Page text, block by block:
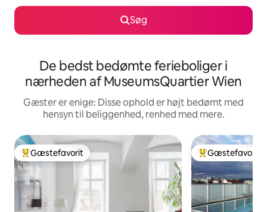
Søg
De bedst bedømte ferieboliger i
nærheden af MuseumsQuartier Wien
Gæster er enige: Disse ophold er højt bedømt med
hensyn til beliggenhed, renhed med mere.
Bedste gæstefavorit
Gæstefavorit Bedste
Gæstefavorit